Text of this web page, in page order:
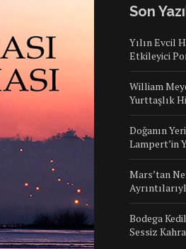
Son
Yılın Evcil
Etkileyici
William
Yurttaşlık
Doğanın
Lampert’in
Mars’tan
Bodega
Sessiz